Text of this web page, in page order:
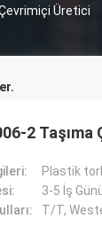
Üretici
2 Taşıma
Plastik
3-5 İş
T/T,